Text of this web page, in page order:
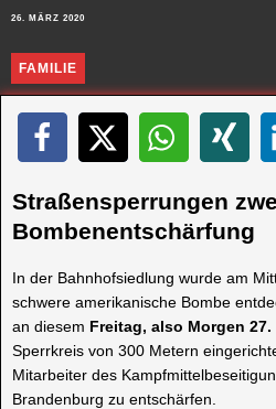
26. MÄRZ 2020
FAMILIE
Straßensperrungen
Bombenentschärfung
In der Bahnhofsiedlung wurde am
schwere amerikanische Bombe
an diesem Freitag, also Morgen 27.
Sperrkreis von 300 Metern
Mitarbeiter des
Brandenburg zu entschärfen.